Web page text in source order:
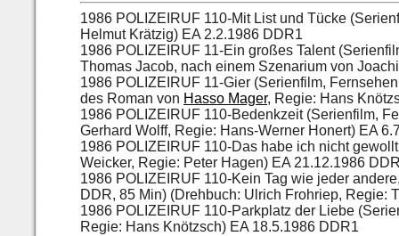
1986 POLIZEIRUF 110-Mit List und Tücke
Helmut Krätzig) EA 2.2.1986 DDR1
1986 POLIZEIRUF 11-Ein großes Talent
Thomas Jacob, nach einem Szenarium von
1986 POLIZEIRUF 11-Gier (Serienfilm,
des Roman von Hasso Mager, Regie: Hans
1986 POLIZEIRUF 110-Bedenkzeit (Serienfilm,
Gerhard Wolff, Regie: Hans-Werner Honert) EA
1986 POLIZEIRUF 110-Das habe ich nicht
Weicker, Regie: Peter Hagen) EA 21.12.1986
1986 POLIZEIRUF 110-Kein Tag wie jeder
DDR, 85 Min) (Drehbuch: Ulrich Frohriep, Regie:
1986 POLIZEIRUF 110-Parkplatz der Liebe
Regie: Hans Knötzsch) EA 18.5.1986 DDR1